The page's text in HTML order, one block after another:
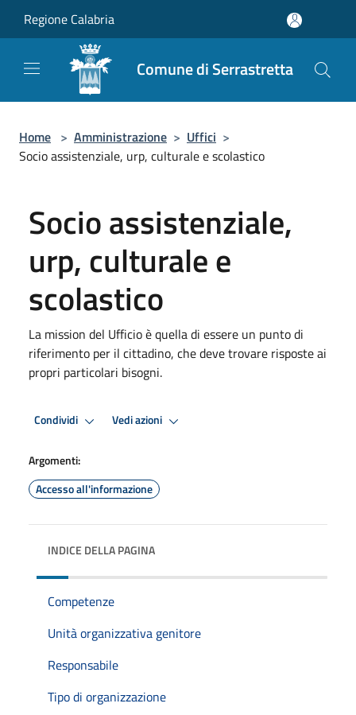
Regione Calabria
Comune di Serrastretta
Home > Amministrazione > Uffici >
Socio assistenziale, urp, culturale e scolastico
Socio assistenziale,
urp, culturale e
scolastico
La mission del Ufficio è quella di essere un punto di
riferimento per il cittadino, che deve trovare risposte ai
propri particolari bisogni.
Condividi Vedi azioni
Argomenti:
Accesso all'informazione
INDICE DELLA PAGINA
Competenze
Unità organizzativa genitore
Responsabile
Tipo di organizzazione